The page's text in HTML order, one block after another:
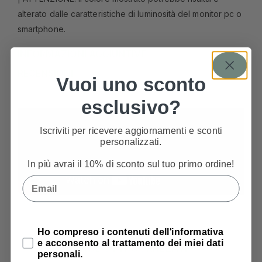
alterato dalle caratteristiche di luminosità del monitor pc o
smartphone.
PRODOTTI CORRELATI
Vuoi uno sconto
esclusivo?
Iscriviti per ricevere aggiornamenti e sconti
personalizzati.
In più avrai il 10% di sconto sul tuo primo ordine!
Email
Privacy Policy
Ho compreso i contenuti dell'informativa
e acconsento al trattamento dei miei dati
personali.